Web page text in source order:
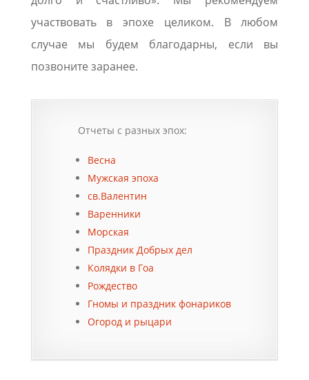
участвовать в эпохе целиком. В любом
случае мы будем благодарны, если вы
позвоните заранее.
Отчеты с разных эпох:
Весна
Мужская эпоха
св.Валентин
Варенники
Морская
Праздник Добрых дел
Колядки в Гоа
Рождество
Гномы и праздник фонариков
Огород и рыцари